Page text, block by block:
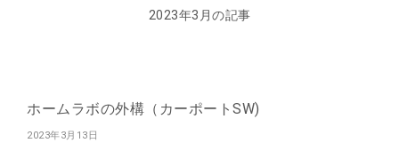
2023年3月の記事
ホームラボの外構（カーポートSW)
2023年3月13日